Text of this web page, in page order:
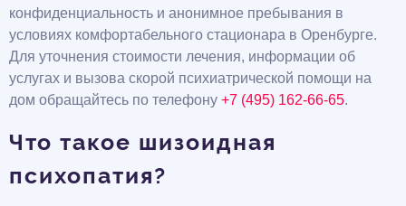
конфиденциальность и анонимное пребывания в
условиях комфортабельного стационара в Оренбурге.
Для уточнения стоимости лечения, информации об
услугах и вызова скорой психиатрической помощи на
дом обращайтесь по телефону +7 (495) 162-66-65.
Что такое шизоидная
психопатия?